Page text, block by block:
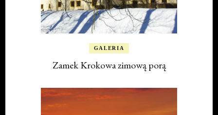
GALERIA
Zamek Krokowa zimową porą